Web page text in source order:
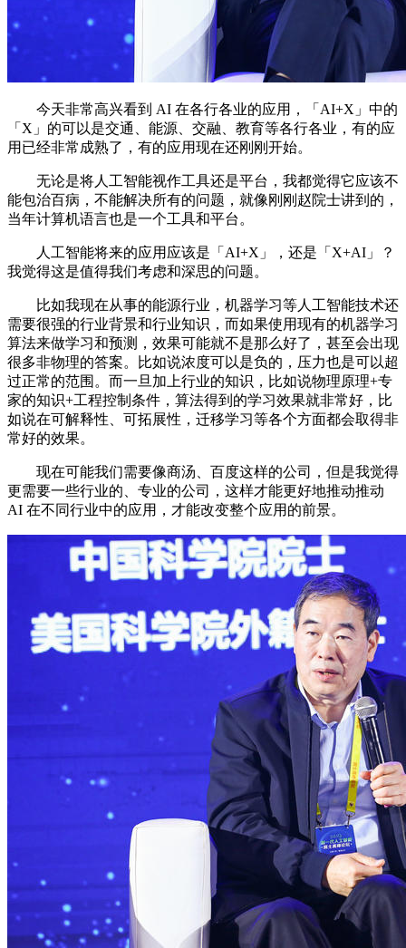
今天非常高兴看到 AI 在各行各业的应用，「AI+X」中的
「X」的可以是交通、能源、交融、教育等各行各业，有的应
用已经非常成熟了，有的应用现在还刚刚开始。
无论是将人工智能视作工具还是平台，我都觉得它应该不
能包治百病，不能解决所有的问题，就像刚刚赵院士讲到的，
当年计算机语言也是一个工具和平台。
人工智能将来的应用应该是「AI+X」，还是「X+AI」？
我觉得这是值得我们考虑和深思的问题。
比如我现在从事的能源行业，机器学习等人工智能技术还
需要很强的行业背景和行业知识，而如果使用现有的机器学习
算法来做学习和预测，效果可能就不是那么好了，甚至会出现
很多非物理的答案。比如说浓度可以是负的，压力也是可以超
过正常的范围。而一旦加上行业的知识，比如说物理原理+专
家的知识+工程控制条件，算法得到的学习效果就非常好，比
如说在可解释性、可拓展性，迁移学习等各个方面都会取得非
常好的效果。
现在可能我们需要像商汤、百度这样的公司，但是我觉得
更需要一些行业的、专业的公司，这样才能更好地推动推动
AI 在不同行业中的应用，才能改变整个应用的前景。